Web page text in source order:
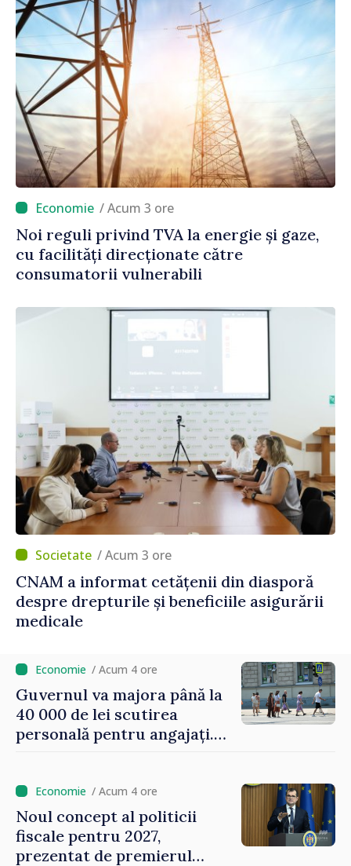
/ Acum 3 ore
Noi reguli privind TVA la energie și gaze,
cu facilități direcționate către
consumatorii vulnerabili
/ Acum 3 ore
CNAM a informat cetățenii din diasporă
despre drepturile și beneficiile asigurării
medicale
/ Acum 4 ore
Guvernul va majora până la
40 000 de lei scutirea
personală pentru angajați.
oamenilor”/ Acum 4 ore
Noul concept al politicii
fiscale pentru 2027,
prezentat de premierul